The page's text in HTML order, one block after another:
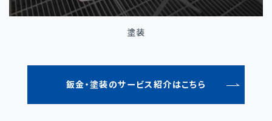
塗装
鈑金・塗装のサービス紹介はこちら